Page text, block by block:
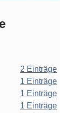
2 Einträge
1 Einträge
1 Einträge
1 Einträge